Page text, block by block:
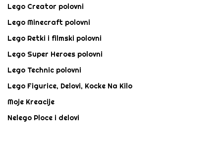
Lego Creator polovni
Lego Minecraft polovni
Lego Retki i filmski polovni
Lego Super Heroes polovni
Lego Technic polovni
Lego Figurice, Delovi, Kocke Na Kilo
Moje Kreacije
Nelego Ploce i delovi